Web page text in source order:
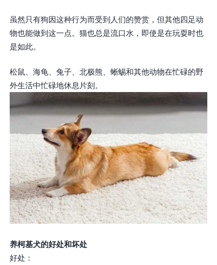
虽然只有狗因这种行为而受到人们的赞赏，但其他四足动
物也能做到这一点。猫也总是流口水，即使是在玩耍时也
是如此。
松鼠、海龟、兔子、北极熊、蜥蜴和其他动物在忙碌的野
外生活中忙碌地休息片刻。
养柯基犬的好处和坏处
好处：